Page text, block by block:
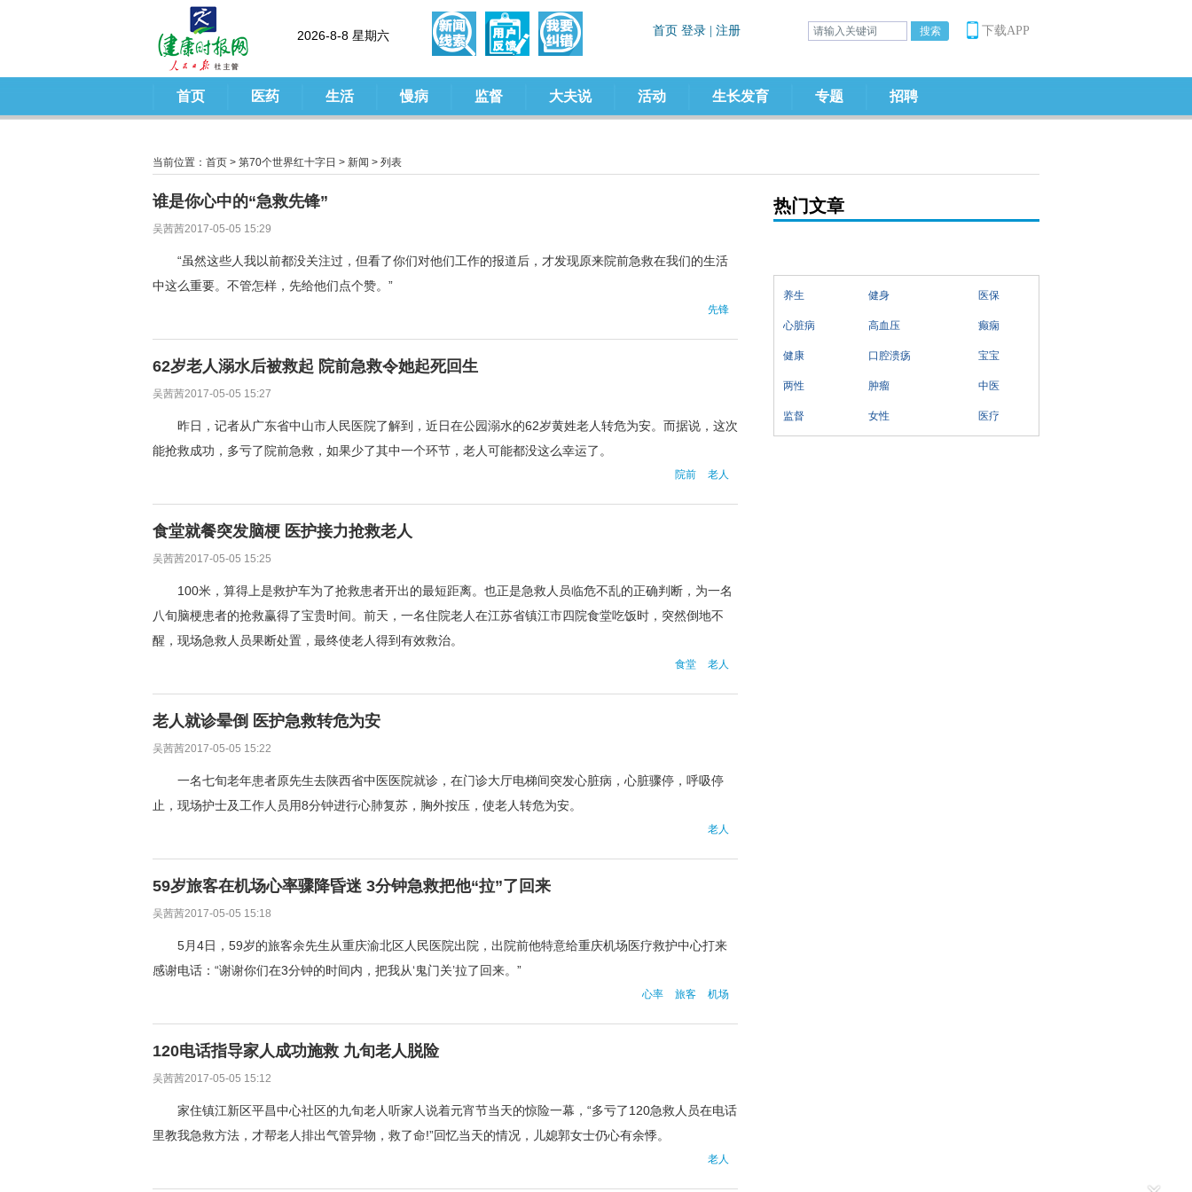
2026-8-8 星期六 下载APP
首页 医药 生活 慢病 监督 大夫说 活动 生长发育 专题 招聘
当前位置： 首页 > 第70个世界红十字日 > 新闻 > 列表
谁是你心中的“急救先锋”
吴茜茜2017-05-05 15:29
“虽然这些人我以前都没关注过，但看了你们对他们工作的报道后，才发现原来院前急救在我们的生活
中这么重要。不管怎样，先给他们点个赞。”
先锋
62岁老人溺水后被救起 院前急救令她起死回生
吴茜茜2017-05-05 15:27
昨日，记者从广东省中山市人民医院了解到，近日在公园溺水的62岁黄姓老人转危为安。而据说，这次
能抢救成功，多亏了院前急救，如果少了其中一个环节，老人可能都没这么幸运了。
院前 老人
食堂就餐突发脑梗 医护接力抢救老人
吴茜茜2017-05-05 15:25
100米，算得上是救护车为了抢救患者开出的最短距离。也正是急救人员临危不乱的正确判断，为一名
八旬脑梗患者的抢救赢得了宝贵时间。前天，一名住院老人在江苏省镇江市四院食堂吃饭时，突然倒地不
醒，现场急救人员果断处置，最终使老人得到有效救治。
食堂 老人
老人就诊晕倒 医护急救转危为安
吴茜茜2017-05-05 15:22
一名七旬老年患者原先生去陕西省中医医院就诊，在门诊大厅电梯间突发心脏病，心脏骤停，呼吸停
止，现场护士及工作人员用8分钟进行心肺复苏，胸外按压，使老人转危为安。
老人
59岁旅客在机场心率骤降昏迷 3分钟急救把他“拉”了回来
吴茜茜2017-05-05 15:18
5月4日，59岁的旅客余先生从重庆渝北区人民医院出院，出院前他特意给重庆机场医疗救护中心打来
感谢电话：“谢谢你们在3分钟的时间内，把我从‘鬼门关’拉了回来。”
心率 旅客 机场
120电话指导家人成功施救 九旬老人脱险
吴茜茜2017-05-05 15:12
家住镇江新区平昌中心社区的九旬老人听家人说着元宵节当天的惊险一幕，“多亏了120急救人员在电话
里教我急救方法，才帮老人排出气管异物，救了命!”回忆当天的情况，儿媳郭女士仍心有余悸。
老人
热门文章
养生 健身 医保
心脏病 高血压 癫痫
健康 口腔溃疡 宝宝
两性 肿瘤 中医
监督 女性 医疗